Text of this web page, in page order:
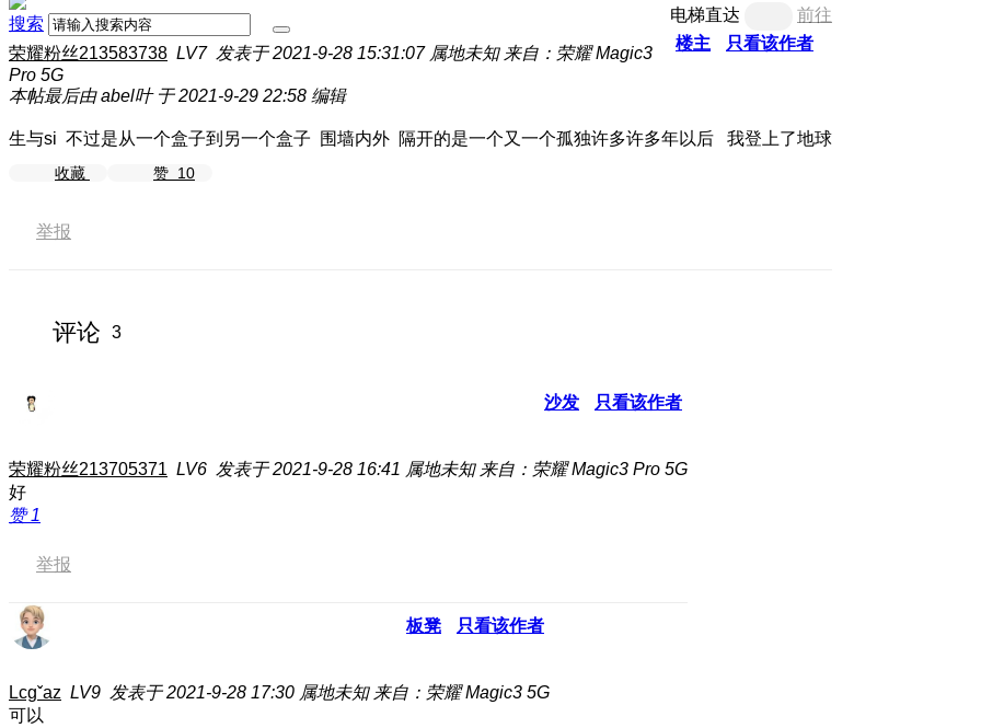
搜索 电梯直达
前往
楼主
只看该作者
荣耀粉丝213583738 LV7 发表于 2021-9-28 15:31:07 属地未知 来自：荣耀 Magic3
Pro 5G
本帖最后由 abel叶 于 2021-9-29 22:58 编辑
生与si 不过是从一个盒子到另一个盒子 围墙内外 隔开的是一个又一个孤独许多许多年以后 我登上了地球
收藏 赞 10
举报
评论 3
沙发 只看该作者
荣耀粉丝213705371 LV6 发表于 2021-9-28 16:41 属地未知 来自：荣耀 Magic3 Pro 5G
好
赞1
举报
板凳 只看该作者
Lcgˇaz LV9 发表于 2021-9-28 17:30 属地未知 来自：荣耀 Magic3 5G
可以